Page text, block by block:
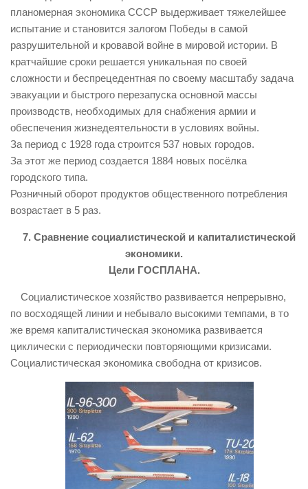
планомерная экономика СССР выдерживает тяжелейшее
испытание и становится залогом Победы в самой
разрушительной и кровавой войне в мировой истории. В
кратчайшие сроки решается уникальная по своей
сложности и беспрецедентная по своему масштабу задача
эвакуации и быстрого перезапуска основной массы
производств, необходимых для снабжения армии и
обеспечения жизнедеятельности в условиях войны.
За период с 1928 года строится 537 новых городов.
За этот же период создается 1884 новых посёлка
городского типа.
Розничный оборот продуктов общественного потребления
возрастает в 5 раз.
7. Сравнение социалистической и капиталистической
экономики.
Цели ГОСПЛАНА.
Социалистическое хозяйство развивается непрерывно,
по восходящей линии и небывало высокими темпами, в то
же время капиталистическая экономика развивается
циклически с периодически повторяющими кризисами.
Социалистическая экономика свободна от кризисов.